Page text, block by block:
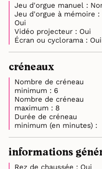
Jeu d'orgue manuel
Jeu d'orgue à mémoire :
Oui
Vidéo projecteur : Oui
Écran ou cyclorama : Oui
créneaux
Nombre de créneau
minimum : 6
Nombre de créneau
maximum : 8
Durée de créneau
minimum (en minutes) :
informations
Rez de chaussée : Oui